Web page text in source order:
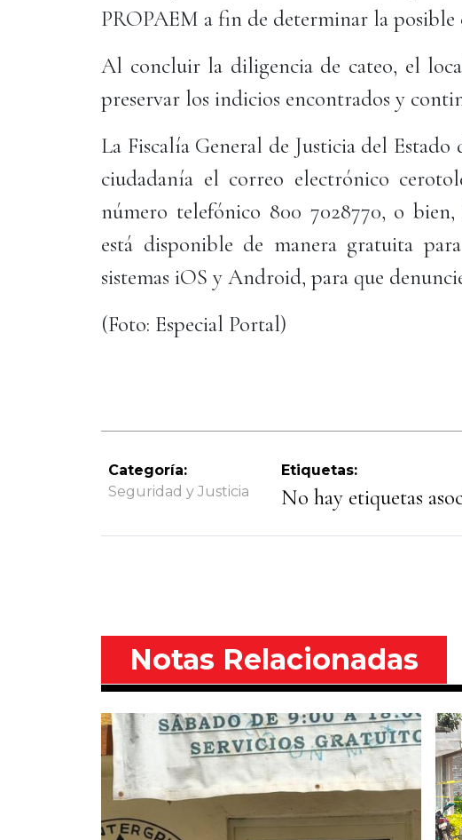
PROPAEM a fin de determinar la posible
Al concluir la diligencia de cateo, el
preservar los indicios encontrados y
La Fiscalía General de Justicia del
ciudadanía el correo electrónico
número telefónico 800 7028770, o
está disponible de manera gratuita
sistemas iOS y Android, para que
(Foto: Especial Portal)
Categoría:
Seguridad y Justicia
Etiquetas:
No hay etiquetas
Notas Relacionadas